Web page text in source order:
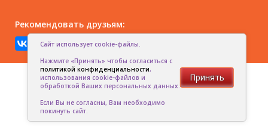
Рекомендовать друзьям:
Сайт использует cookie-файлы.
Нажмите «Принять» чтобы согласиться с
политикой конфиденциальности,
использования cookie-файлов и
обработкой Ваших персональных данных.
Если Вы не согласны, Вам необходимо
покинуть сайт.
Принять